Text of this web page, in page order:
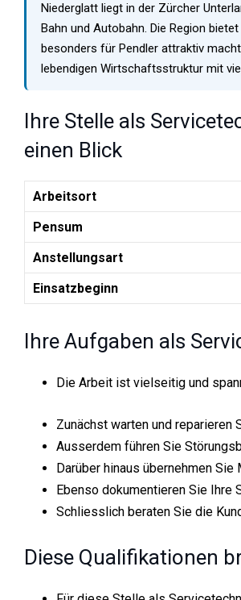
Niederglatt liegt in der Zürcher
Bahn und Autobahn. Die Region
besonders für Pendler attraktiv
lebendigen Wirtschaftsstruktur mit
Ihre Stelle als
einen Blick
Arbeitsort
Pensum
Anstellungsart
Einsatzbeginn
Ihre Aufgaben als
Die Arbeit ist vielseitig und
Zunächst warten und reparieren
Ausserdem führen Sie
Darüber hinaus übernehmen
Ebenso dokumentieren Sie Ihre
Schliesslich beraten Sie die
Diese Qualifikationen